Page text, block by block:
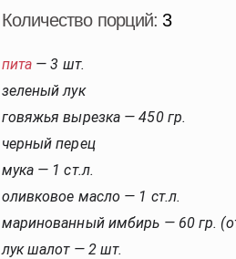
Количество порций:3
пита — 3 шт.
зеленый лук
говяжья вырезка — 450 гр.
черный перец
мука — 1 ст.л.
оливковое масло — 1 ст.л.
маринованный имбирь — 60 гр.
лук шалот — 2 шт.